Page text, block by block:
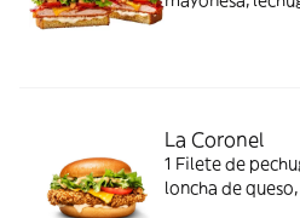
La Coronel
1 Filete de
loncha de